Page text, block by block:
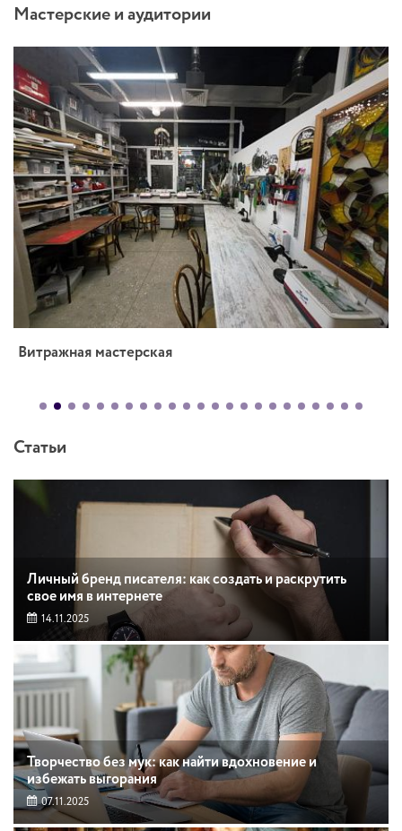
Мастерские и аудитории
Витражная мастерская
Статьи
Личный бренд писателя: как создать и раскрутить
свое имя в интернете
14.11.2025
Творчество без мук: как найти вдохновение и
избежать выгорания
07.11.2025